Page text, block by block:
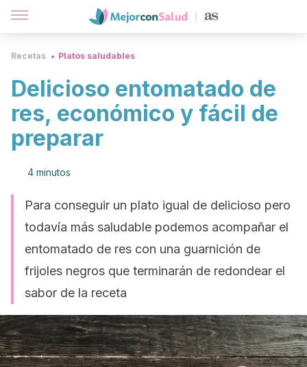
Recetas Platos saludables
Delicioso entomatado de
res, económico y fácil de
preparar
4 minutos
Para conseguir un plato igual de delicioso pero
todavía más saludable podemos acompañar el
entomatado de res con una guarnición de
frijoles negros que terminarán de redondear el
sabor de la receta